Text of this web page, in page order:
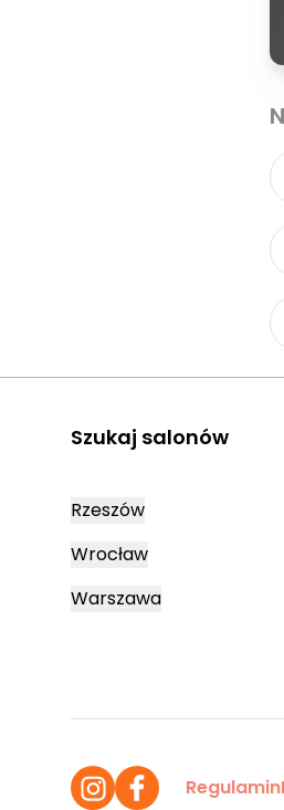
Szukaj salonów
Rzeszów
Wrocław
Warszawa
Regulamin